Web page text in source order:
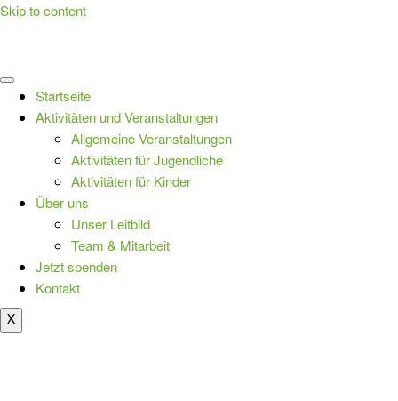
Skip to content
Startseite
Aktivitäten und Veranstaltungen
Allgemeine Veranstaltungen
Aktivitäten für Jugendliche
Aktivitäten für Kinder
Über uns
Unser Leitbild
Team & Mitarbeit
Jetzt spenden
Kontakt
X